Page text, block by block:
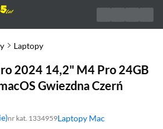
Laptopy
2024 14,2" M4 Pro 24GB
Gwiezdna Czerń
nr kat. 1334959Laptopy Mac
(otworzy się w nowym oknie)